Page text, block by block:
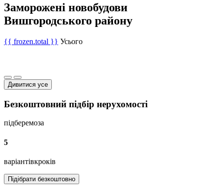
Заморожені новобудови
Вишгородського району
{{ frozen.total }} Усього
Дивитися усе
Безкоштовний підбір нерухомості
підберемоза
5
варіантівкроків
Підібрати безкоштовно